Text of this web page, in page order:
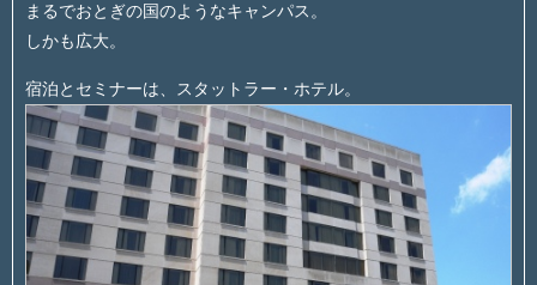
まるでおとぎの国のようなキャンパス。
しかも広大。
宿泊とセミナーは、スタットラー・ホテル。